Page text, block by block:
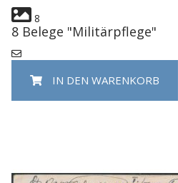
8
8 Belege "Militärpflege"
IN DEN WARENKORB